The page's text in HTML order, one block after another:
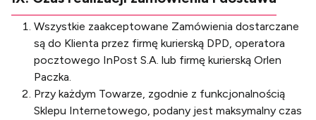
Wszystkie zaakceptowane Zamówienia dostarczane
są do Klienta przez firmę kurierską DPD, operatora
pocztowego InPost S.A. lub firmę kurierską Orlen
Paczka.
Przy każdym Towarze, zgodnie z funkcjonalnością
Sklepu Internetowego, podany jest maksymalny czas